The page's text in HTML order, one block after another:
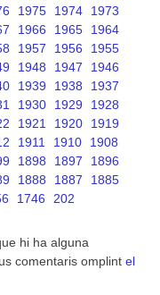
1975 1974
1973
1966 1965
1964
1957 1956
1955
1948 1947
1946
1939 1938
1937
1930 1929
1928
1921 1920
1919
1911 1910
1908
1898 1897
1896
1888 1887
1885
1746 202
hi ha alguna
comentaris omplint el